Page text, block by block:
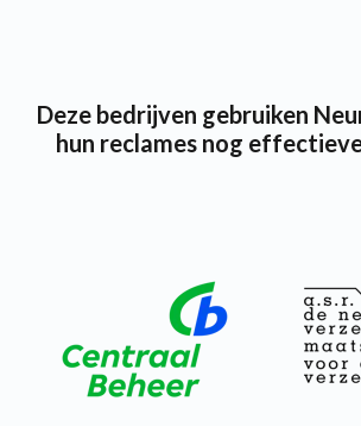
Deze bedrijven gebruiken
hun reclames nog